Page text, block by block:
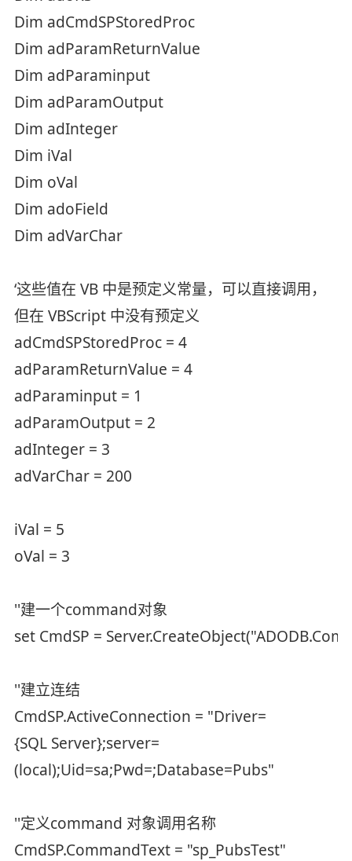
Dim adCmdSPStoredProc
Dim adParamReturnValue
Dim adParaminput
Dim adParamOutput
Dim adInteger
Dim iVal
Dim oVal
Dim adoField
Dim adVarChar
‘这些值在 VB 中是预定义常量，可以直接调用，
但在 VBScript 中没有预定义
adCmdSPStoredProc = 4
adParamReturnValue = 4
adParaminput = 1
adParamOutput = 2
adInteger = 3
adVarChar = 200
iVal = 5
oVal = 3
''建一个command对象
set CmdSP =
''建立连结
CmdSP.ActiveConnection = "Driver=
{SQL Server};server=
(local);Uid=sa;Pwd=;Database=Pubs"
''定义command 对象调用名称
CmdSP.CommandText = "sp_PubsTest"